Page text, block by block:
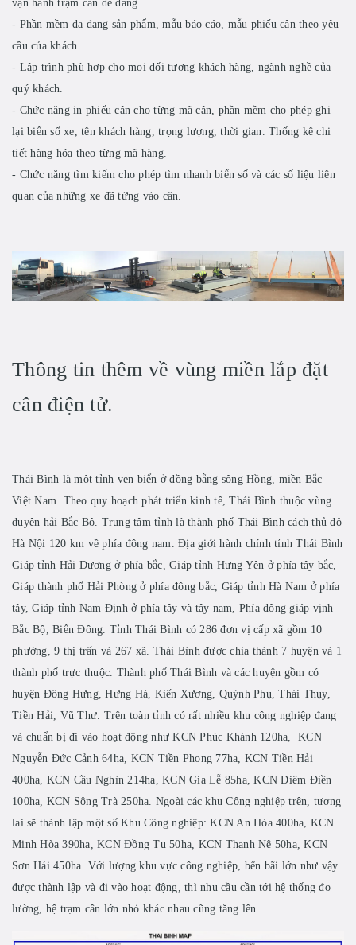
vận hành trạm cân dễ dàng.
- Phần mềm đa dạng sản phẩm, mẫu báo cáo, mẫu phiếu cân theo yêu
cầu của khách.
- Lập trình phù hợp cho mọi đối tượng khách hàng, ngành nghề của
quý khách.
- Chức năng in phiếu cân cho từng mã cân, phần mềm cho phép ghi
lại biển số xe, tên khách hàng, trọng lượng, thời gian. Thống kê chi
tiết hàng hóa theo từng mã hàng.
- Chức năng tìm kiếm cho phép tìm nhanh biển số và các số liệu liên
quan của những xe đã từng vào cân.
Thông tin thêm về vùng miền lắp đặt
cân điện tử.
Thái Bình là một tỉnh ven biển ở đồng bằng sông Hồng, miền Bắc
Việt Nam. Theo quy hoạch phát triển kinh tế, Thái Bình thuộc vùng
duyên hải Bắc Bộ. Trung tâm tỉnh là thành phố Thái Bình cách thủ đô
Hà Nội 120 km về phía đông nam. Địa giới hành chính tỉnh Thái Bình
Giáp tỉnh Hải Dương ở phía bắc, Giáp tỉnh Hưng Yên ở phía tây bắc,
Giáp thành phố Hải Phòng ở phía đông bắc, Giáp tỉnh Hà Nam ở phía
tây, Giáp tỉnh Nam Định ở phía tây và tây nam, Phía đông giáp vịnh
Bắc Bộ, Biển Đông. Tỉnh Thái Bình có 286 đơn vị cấp xã gồm 10
phường, 9 thị trấn và 267 xã. Thái Bình được chia thành 7 huyện và 1
thành phố trực thuộc. Thành phố Thái Bình và các huyện gồm có
huyện Đông Hưng, Hưng Hà, Kiến Xương, Quỳnh Phụ, Thái Thụy,
Tiền Hải, Vũ Thư. Trên toàn tỉnh có rất nhiều khu công nghiệp đang
và chuẩn bị đi vào hoạt động như KCN Phúc Khánh 120ha, KCN
Nguyễn Đức Cảnh 64ha, KCN Tiền Phong 77ha, KCN Tiền Hải
400ha, KCN Cầu Nghìn 214ha, KCN Gia Lễ 85ha, KCN Diêm Điền
100ha, KCN Sông Trà 250ha. Ngoài các khu Công nghiệp trên, tương
lai sẽ thành lập một số Khu Công nghiệp: KCN An Hòa 400ha, KCN
Minh Hòa 390ha, KCN Đồng Tu 50ha, KCN Thanh Nê 50ha, KCN
Sơn Hải 450ha. Với lượng khu vực công nghiệp, bến bãi lớn như vậy
được thành lập và đi vào hoạt động, thì nhu cầu cần tới hệ thống đo
lường, hệ trạm cân lớn nhỏ khác nhau cũng tăng lên.